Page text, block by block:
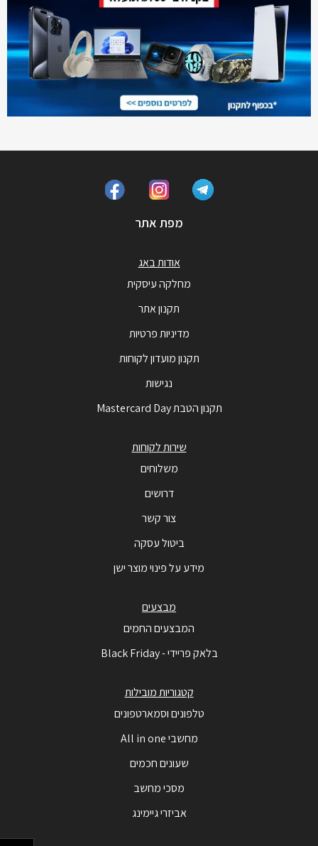
מפת אתר
אודות באג
מחלקה עיסקית
תקנון אתר
מדיניות פרטיות
תקנון מועדון לקוחות
נגישות
תקנון הטבת Mastercard Day
שירות לקוחות
משלוחים
דרושים
צור קשר
ביטול עסקה
מידע על פינוי מוצר ישן
מבצעים
המבצעים החמים
בלאק פריידי - Black Friday
קטגוריות מובילות
טלפונים וסמארטפונים
מחשבי All in one
שעונים חכמים
מסכי מחשב
אביזרי גיימינג